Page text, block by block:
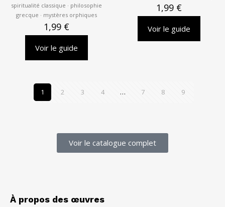
spiritualité classique · philosophie
grecque · mystères orphiques
1,99 €
Voir le guide
1,99 €
Voir le guide
1 2 3 4 … 7 8 9
Voir le catalogue complet
À propos des œuvres